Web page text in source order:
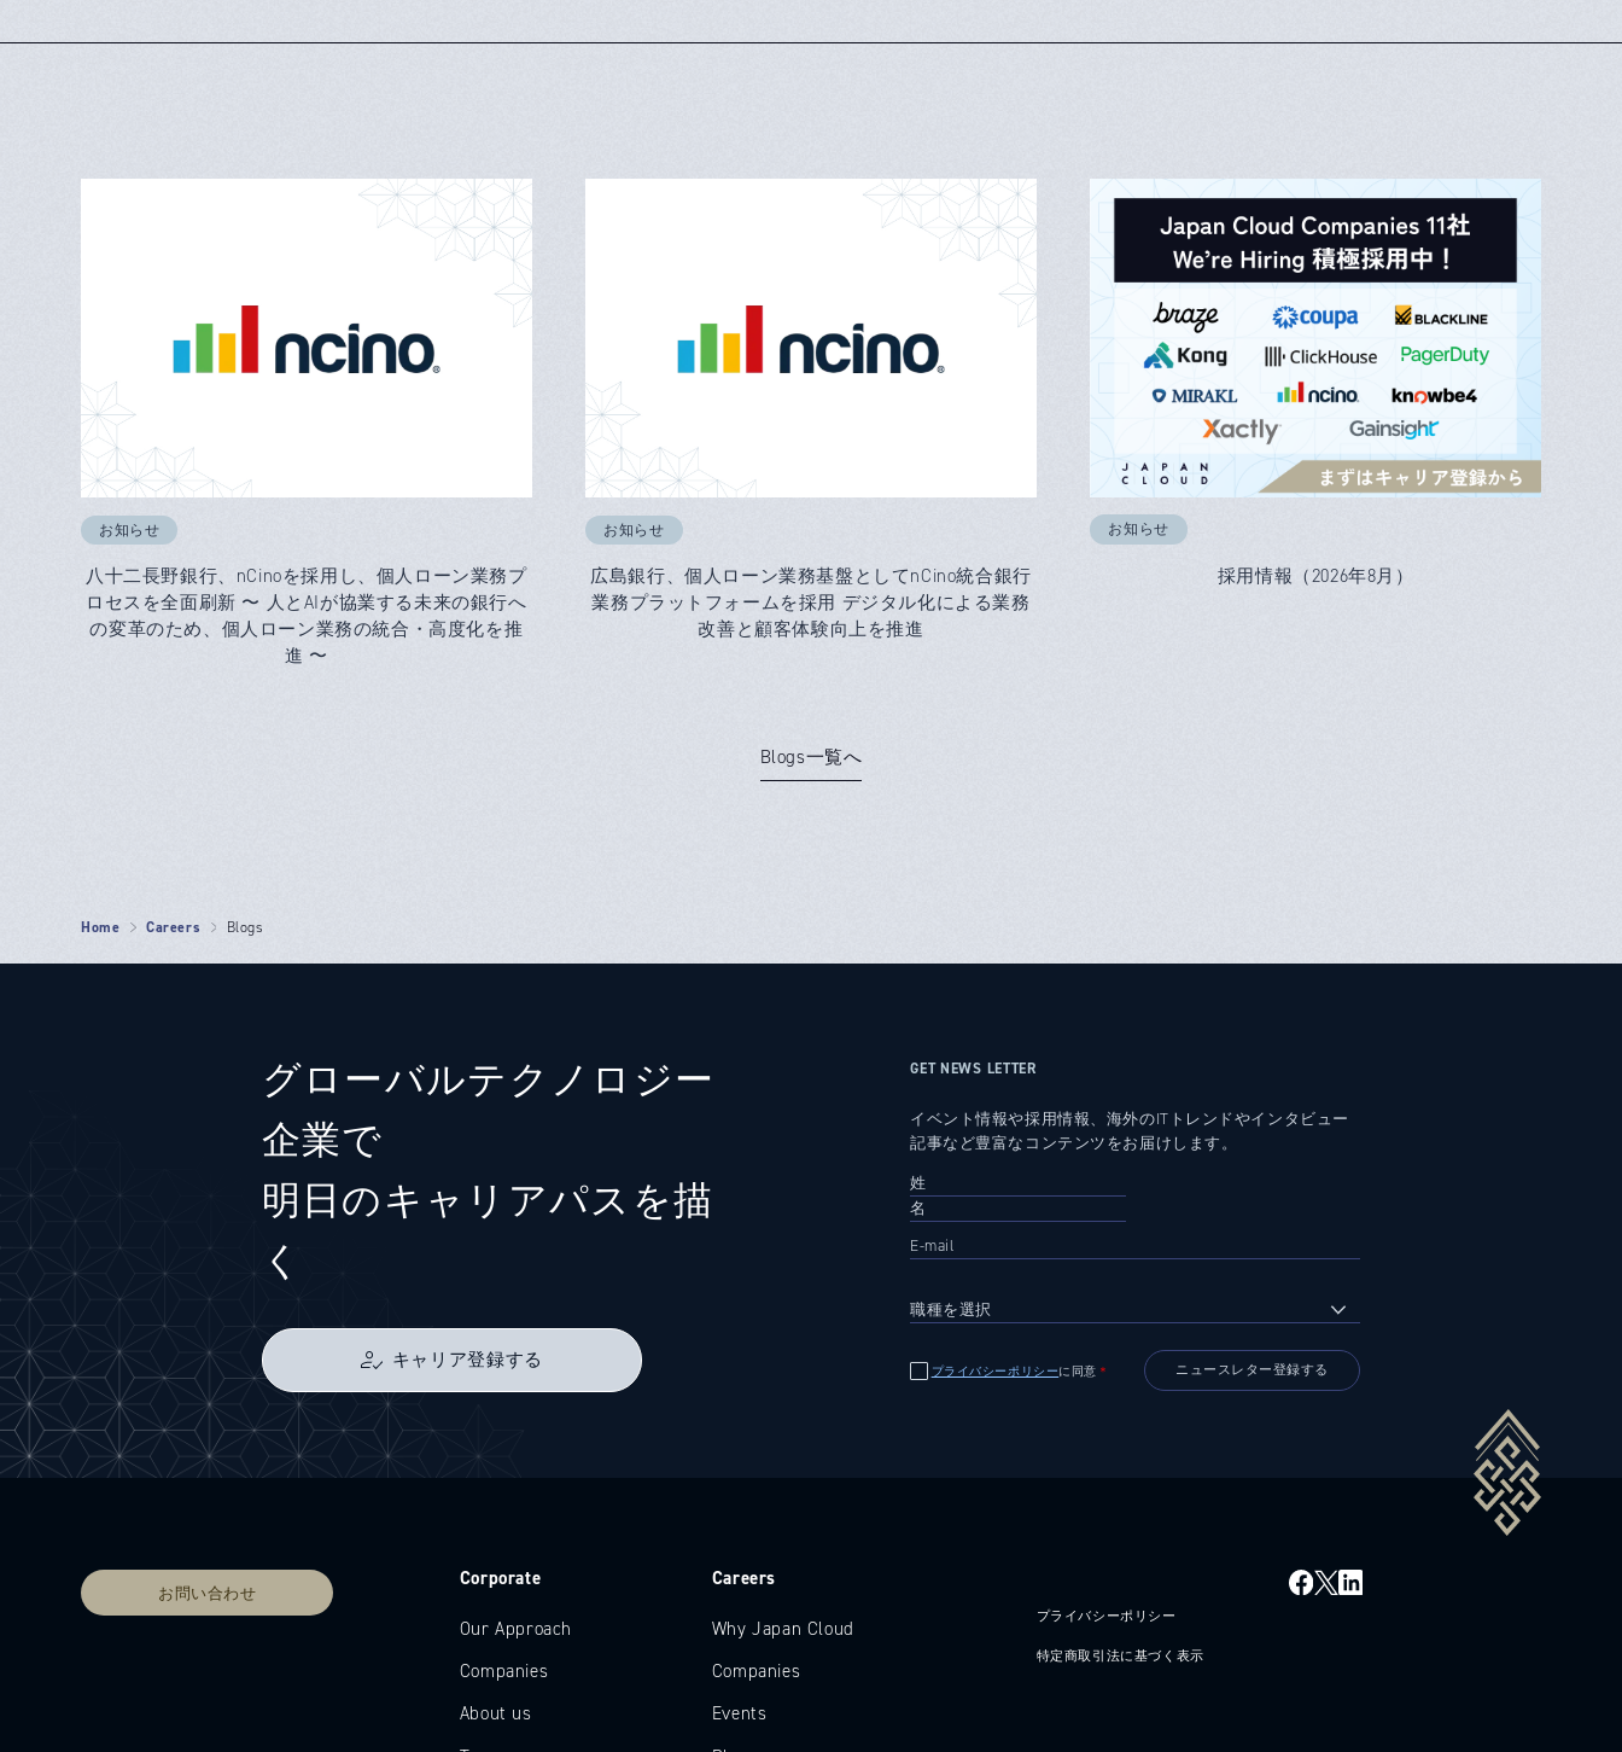
お知らせ
八十二長野銀行、nCinoを採用し、個人ローン業務プ
ロセスを全面刷新 〜 人とAIが協業する未来の銀行へ
の変革のため、個人ローン業務の統合・高度化を推
進 〜
お知らせ
広島銀行、個人ローン業務基盤としてnCino統合銀行
業務プラットフォームを採用 デジタル化による業務
改善と顧客体験向上を推進
お知らせ
採用情報（2026年8月）
Blogs一覧へ
Home Careers Blogs
グローバルテクノロジー
企業で
明日のキャリアパスを描
く
キャリア登録する
GET NEWS LETTER
イベント情報や採用情報、海外のITトレンドやインタビュー
記事など豊富なコンテンツをお届けします。
プライバシーポリシーに同意 ＊
お問い合わせ
Corporate
Our Approach
Companies
About us
Careers
Why Japan Cloud
Companies
Events
プライバシーポリシー
特定商取引法に基づく表示